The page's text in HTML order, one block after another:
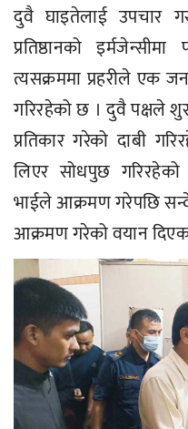
दुवै घाइतेलाई उपचार
प्रतिष्ठानको
त्यसक्रममा प्रहरीले एक
गरिरहेको छ । दुवै पक्षले
प्रतिकार गरेको दाबी
लिएर सोधपुछ
भाईले आक्रमण गरेपछि
आक्रमण गरेको वयान